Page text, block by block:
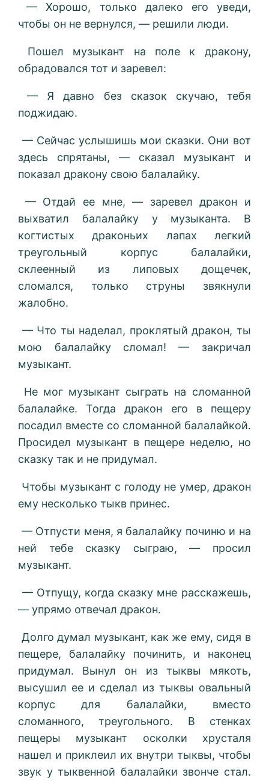
— Хорошо, только далеко его уведи,
чтобы он не вернулся, — решили люди.
Пошел музыкант на поле к дракону,
обрадовался тот и заревел:
— Я давно без сказок скучаю, тебя
поджидаю.
— Сейчас услышишь мои сказки. Они вот
здесь спрятаны, — сказал музыкант и
показал дракону свою балалайку.
— Отдай ее мне, — заревел дракон и
выхватил балалайку у музыканта. В
когтистых драконьих лапах легкий
треугольный корпус балалайки,
склеенный из липовых дощечек,
сломался, только струны звякнули
жалобно.
— Что ты наделал, проклятый дракон, ты
мою балалайку сломал! — закричал
музыкант.
Не мог музыкант сыграть на сломанной
балалайке. Тогда дракон его в пещеру
посадил вместе со сломанной балалайкой.
Просидел музыкант в пещере неделю, но
сказку так и не придумал.
Чтобы музыкант с голоду не умер, дракон
ему несколько тыкв принес.
— Отпусти меня, я балалайку починю и на
ней тебе сказку сыграю, — просил
музыкант.
— Отпущу, когда сказку мне расскажешь,
— упрямо отвечал дракон.
Долго думал музыкант, как же ему, сидя в
пещере, балалайку починить, и наконец
придумал. Вынул он из тыквы мякоть,
высушил ее и сделал из тыквы овальный
корпус для балалайки, вместо
сломанного, треугольного. В стенках
пещеры музыкант осколки хрусталя
нашел и приклеил их внутри тыквы, чтобы
звук у тыквенной балалайки звонче стал.